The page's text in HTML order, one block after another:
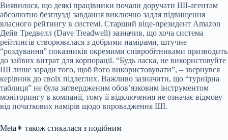
Виявилося, що деякі працівники почали доручати ШІ-агентам
абсолютно безглузді завдання виключно задля підвищення
власного рейтингу в системі. Старший віце-президент Amazon
Дейв Тредвелл (Dave Treadwell) зазначив, що хоча система
рейтингів створювалася з добрими намірами, штучне
“роздування” показників окремими співробітниками призводить
до зайвих витрат для корпорації. “Будь ласка, не використовуйте
ШІ лише заради того, щоб його використовувати”, – звернувся
керівник до своїх підлеглих. Важливо зазначити, що “турнірна
таблиця” не була затвердженим обов’язковим інструментом
моніторингу в компанії, тому її відключення не означає відмову
від початкових намірів щодо впровадження ШІ.
Meta✴ також стикалася з подібним